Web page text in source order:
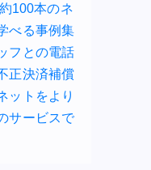
100本のネ
べる事例集
フとの電話
正決済補償
ットをより
サービスで